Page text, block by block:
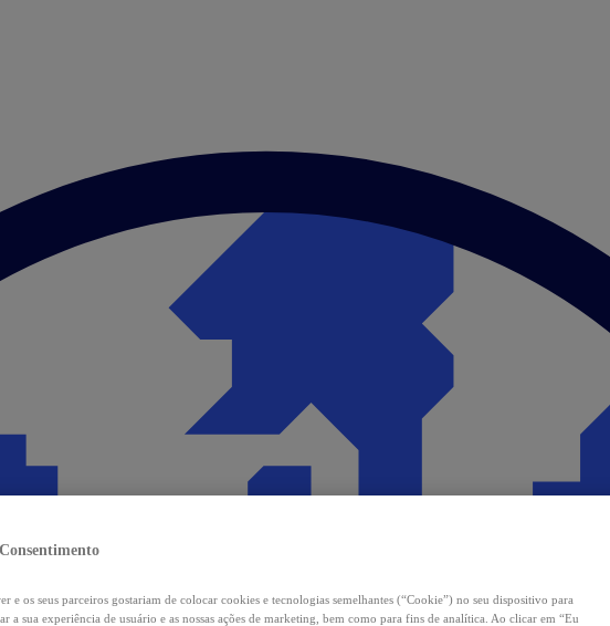
e os seus parceiros gostariam de colocar cookies e tecnologias semelhantes (“Cookie”) no seu dispositivo para
a sua experiência de usuário e as nossas ações de marketing, bem como para fins de analítica. Ao clicar em “Eu